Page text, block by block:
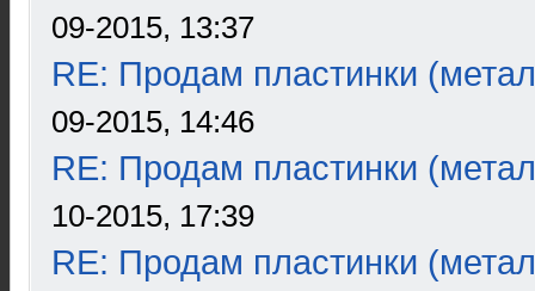
09-2015, 13:37
RE: Продам пластинки
09-2015, 14:46
RE: Продам пластинки
10-2015, 17:39
RE: Продам пластинки